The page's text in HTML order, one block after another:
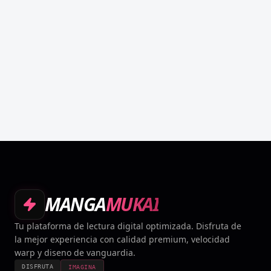
MANGAMUKAI
Tu plataforma de lectura digital optimizada. Disfruta de
la mejor experiencia con calidad premium, velocidad
warp y diseno de vanguardia.
DISFRUTA IMAGINA